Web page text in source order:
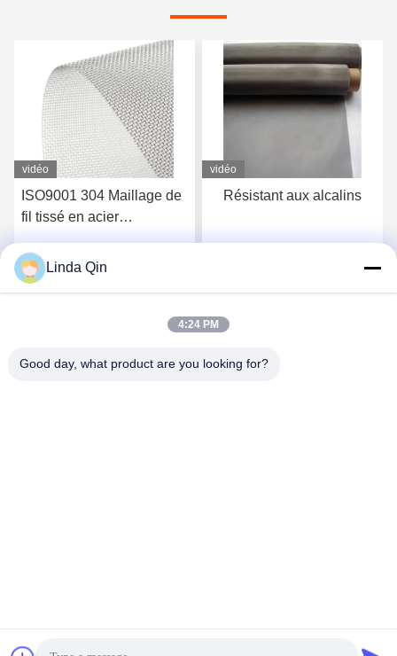
vidéo
Résistant aux alcalins
Discuter Maintenant
vidéo
20-400 microns 304 316
Linda Qin
4:24 PM
Good day, what product are you looking for?